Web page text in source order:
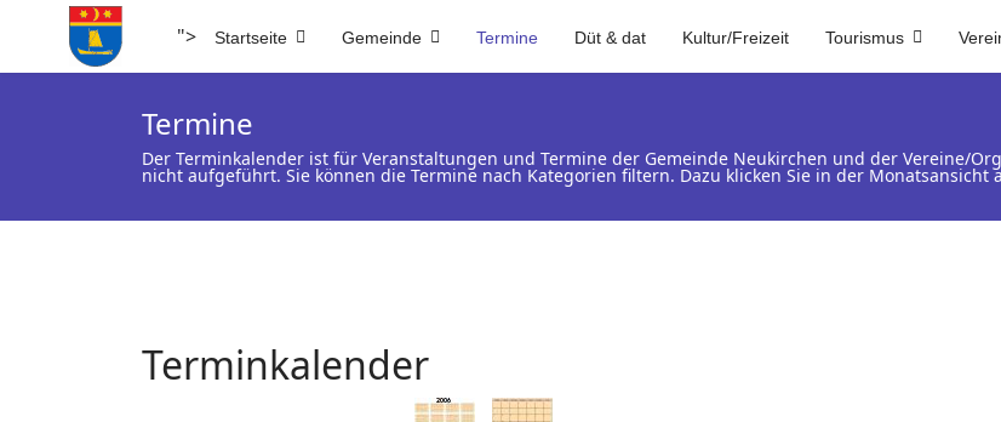
"> Startseite Gemeinde Termine Düt & dat Kultur/Freizeit Tourismus
Termine
Der Terminkalender ist für Veranstaltungen und Termine der Gemeinde Neukirchen und der Vereine/
nicht aufgeführt. Sie können die Termine nach Kategorien filtern. Dazu klicken Sie in der
Terminkalender